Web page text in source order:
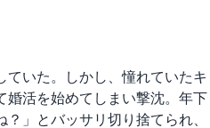
いた。しかし、憧れていたキ
婚活を始めてしまい撃沈。年下
」とバッサリ切り捨てられ、